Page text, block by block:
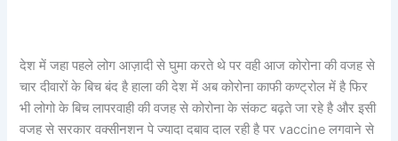
देश में जहा पहले लोग आज़ादी से घुमा करते थे पर वही आज कोरोना की वजह से
चार दीवारों के बिच बंद है हाला की देश में अब कोरोना काफी कण्ट्रोल में है फिर
भी लोगो के बिच लापरवाही की वजह से कोरोना के संकट बढ़ते जा रहे है और इसी
वजह से सरकार वक्सीनशन पे ज्यादा दबाव दाल रही है पर vaccine लगवाने से